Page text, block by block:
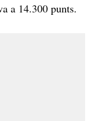
a 14.300 punts.